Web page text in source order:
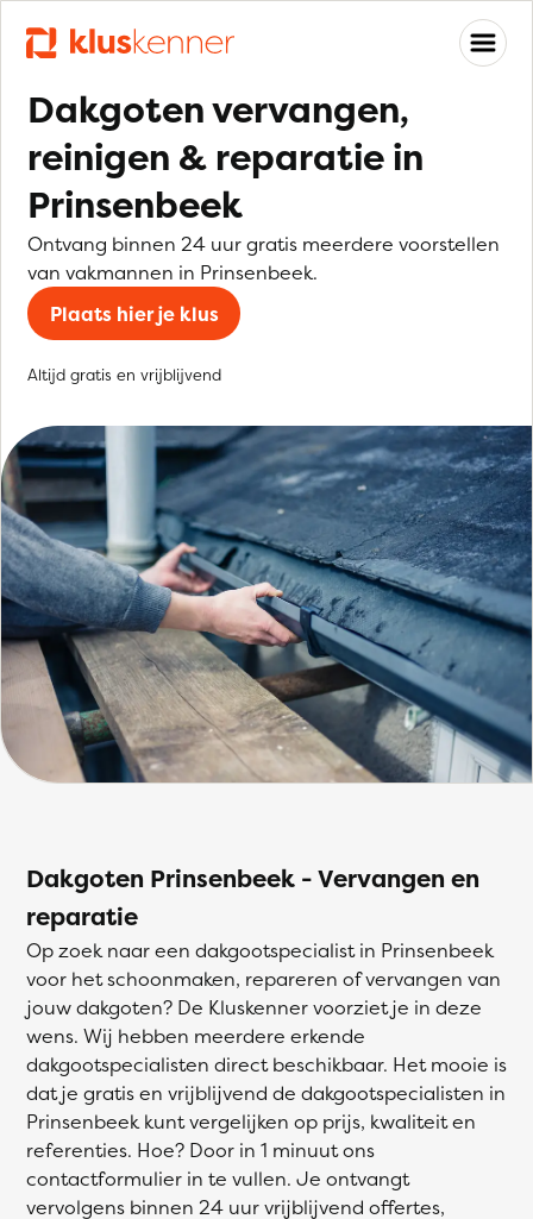
Dakgoten vervangen,
reinigen & reparatie in
Prinsenbeek
Ontvang binnen 24 uur gratis meerdere voorstellen
van vakmannen in Prinsenbeek.
Plaats hier je klus
Altijd gratis en vrijblijvend
Dakgoten Prinsenbeek - Vervangen en
reparatie
Op zoek naar een dakgootspecialist in Prinsenbeek
voor het schoonmaken, repareren of vervangen van
jouw dakgoten? De Kluskenner voorziet je in deze
wens. Wij hebben meerdere erkende
dakgootspecialisten direct beschikbaar. Het mooie is
dat je gratis en vrijblijvend de dakgootspecialisten in
Prinsenbeek kunt vergelijken op prijs, kwaliteit en
referenties. Hoe? Door in 1 minuut ons
contactformulier in te vullen. Je ontvangt
vervolgens binnen 24 uur vrijblijvend offertes,